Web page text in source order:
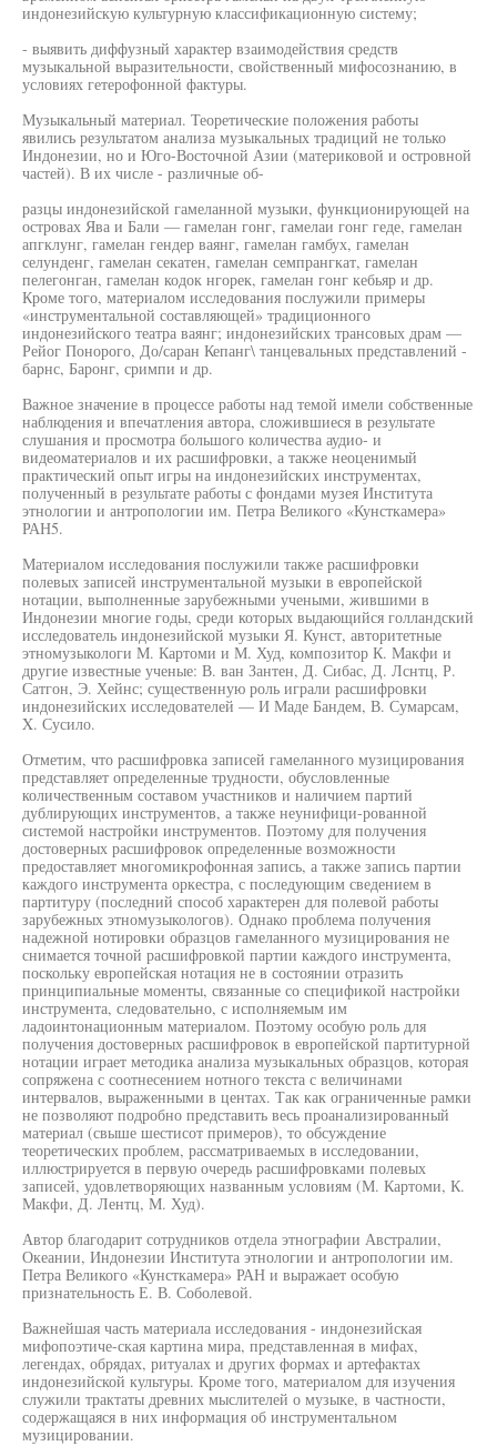
индонезийскую культурную классификационную систему;
- выявить диффузный характер взаимодействия средств
музыкальной выразительности, свойственный мифосознанию, в
условиях гетерофонной фактуры.
Музыкальный материал. Теоретические положения работы
явились результатом анализа музыкальных традиций не только
Индонезии, но и Юго-Восточной Азии (материковой и островной
частей). В их числе - различные об-
разцы индонезийской гамеланной музыки, функционирующей на
островах Ява и Бали — гамелан гонг, гамелаи гонг геде, гамелан
апгклунг, гамелан гендер ваянг, гамелан гамбух, гамелан
селунденг, гамелан секатен, гамелан семпрангкат, гамелан
пелегонган, гамелан кодок нгорек, гамелан гонг кебьяр и др.
Кроме того, материалом исследования послужили примеры
«инструментальной составляющей» традиционного
индонезийского театра ваянг; индонезийских трансовых драм —
Рейог Понорого, До/саран Кепанг\ танцевальных представлений -
барнс, Баронг, сримпи и др.
Важное значение в процессе работы над темой имели собственные
наблюдения и впечатления автора, сложившиеся в результате
слушания и просмотра большого количества аудио- и
видеоматериалов и их расшифровки, а также неоценимый
практический опыт игры на индонезийских инструментах,
полученный в результате работы с фондами музея Института
этнологии и антропологии им. Петра Великого «Кунсткамера»
РАН5.
Материалом исследования послужили также расшифровки
полевых записей инструментальной музыки в европейской
нотации, выполненные зарубежными учеными, жившими в
Индонезии многие годы, среди которых выдающийся голландский
исследователь индонезийской музыки Я. Кунст, авторитетные
этномузыкологи М. Картоми и М. Худ, композитор К. Макфи и
другие известные ученые: В. ван Зантен, Д. Сибас, Д. Лснтц, Р.
Сатгон, Э. Хейнс; существенную роль играли расшифровки
индонезийских исследователей — И Маде Бандем, В. Сумарсам,
X. Сусило.
Отметим, что расшифровка записей гамеланного музицирования
представляет определенные трудности, обусловленные
количественным составом участников и наличием партий
дублирующих инструментов, а также неунифици-рованной
системой настройки инструментов. Поэтому для получения
достоверных расшифровок определенные возможности
предоставляет многомикрофонная запись, а также запись партии
каждого инструмента оркестра, с последующим сведением в
партитуру (последний способ характерен для полевой работы
зарубежных этномузыкологов). Однако проблема получения
надежной нотировки образцов гамеланного музицирования не
снимается точной расшифровкой партии каждого инструмента,
поскольку европейская нотация не в состоянии отразить
принципиальные моменты, связанные со спецификой настройки
инструмента, следовательно, с исполняемым им
ладоинтонационным материалом. Поэтому особую роль для
получения достоверных расшифровок в европейской партитурной
нотации играет методика анализа музыкальных образцов, которая
сопряжена с соотнесением нотного текста с величинами
интервалов, выраженными в центах. Так как ограниченные рамки
не позволяют подробно представить весь проанализированный
материал (свыше шестисот примеров), то обсуждение
теоретических проблем, рассматриваемых в исследовании,
иллюстрируется в первую очередь расшифровками полевых
записей, удовлетворяющих названным условиям (М. Картоми, К.
Макфи, Д. Лентц, М. Худ).
Автор благодарит сотрудников отдела этнографии Австралии,
Океании, Индонезии Института этнологии и антропологии им.
Петра Великого «Кунсткамера» РАН и выражает особую
признательность Е. В. Соболевой.
Важнейшая часть материала исследования - индонезийская
мифопоэтиче-ская картина мира, представленная в мифах,
легендах, обрядах, ритуалах и других формах и артефактах
индонезийской культуры. Кроме того, материалом для изучения
служили трактаты древних мыслителей о музыке, в частности,
содержащаяся в них информация об инструментальном
музицировании.